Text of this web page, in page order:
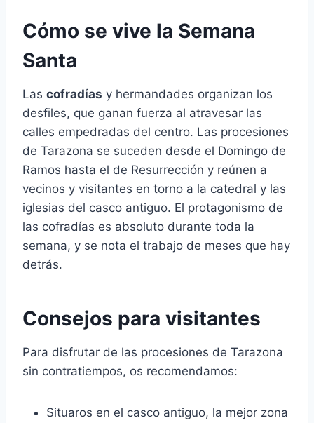
Cómo se vive la Semana
Santa
Las cofradías y hermandades organizan los
desfiles, que ganan fuerza al atravesar las
calles empedradas del centro. Las procesiones
de Tarazona se suceden desde el Domingo de
Ramos hasta el de Resurrección y reúnen a
vecinos y visitantes en torno a la catedral y las
iglesias del casco antiguo. El protagonismo de
las cofradías es absoluto durante toda la
semana, y se nota el trabajo de meses que hay
detrás.
Consejos para visitantes
Para disfrutar de las procesiones de Tarazona
sin contratiempos, os recomendamos:
Situaros en el casco antiguo, la mejor zona